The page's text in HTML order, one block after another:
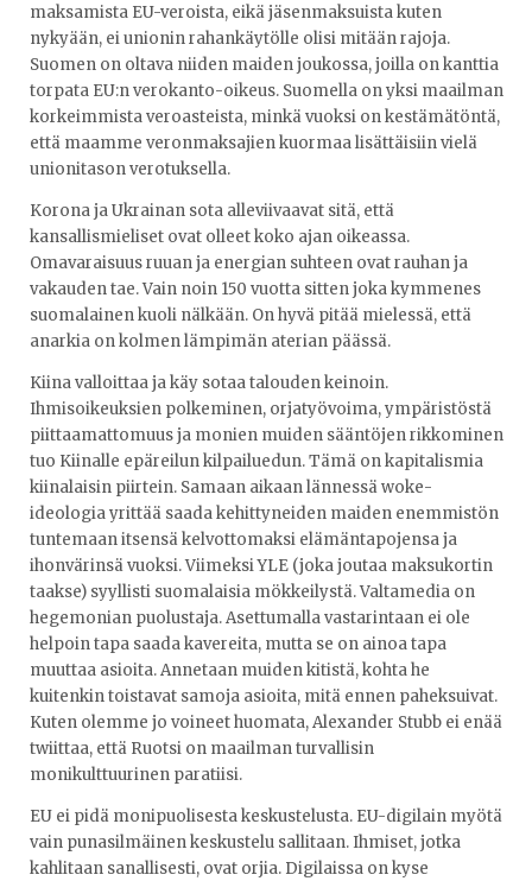
maksamista EU-veroista, eikä jäsenmaksuista kuten
nykyään, ei unionin rahankäytölle olisi mitään rajoja.
Suomen on oltava niiden maiden joukossa, joilla on kanttia
torpata EU:n verokanto-oikeus. Suomella on yksi maailman
korkeimmista veroasteista, minkä vuoksi on kestämätöntä,
että maamme veronmaksajien kuormaa lisättäisiin vielä
unionitason verotuksella.
Korona ja Ukrainan sota alleviivaavat sitä, että
kansallismieliset ovat olleet koko ajan oikeassa.
Omavaraisuus ruuan ja energian suhteen ovat rauhan ja
vakauden tae. Vain noin 150 vuotta sitten joka kymmenes
suomalainen kuoli nälkään. On hyvä pitää mielessä, että
anarkia on kolmen lämpimän aterian päässä.
Kiina valloittaa ja käy sotaa talouden keinoin.
Ihmisoikeuksien polkeminen, orjatyövoima, ympäristöstä
piittaamattomuus ja monien muiden sääntöjen rikkominen
tuo Kiinalle epäreilun kilpailuedun. Tämä on kapitalismia
kiinalaisin piirtein. Samaan aikaan lännessä woke-
ideologia yrittää saada kehittyneiden maiden enemmistön
tuntemaan itsensä kelvottomaksi elämäntapojensa ja
ihonvärinsä vuoksi. Viimeksi YLE (joka joutaa maksukortin
taakse) syyllisti suomalaisia mökkeilystä. Valtamedia on
hegemonian puolustaja. Asettumalla vastarintaan ei ole
helpoin tapa saada kavereita, mutta se on ainoa tapa
muuttaa asioita. Annetaan muiden kitistä, kohta he
kuitenkin toistavat samoja asioita, mitä ennen paheksuivat.
Kuten olemme jo voineet huomata, Alexander Stubb ei enää
twiittaa, että Ruotsi on maailman turvallisin
monikulttuurinen paratiisi.
EU ei pidä monipuolisesta keskustelusta. EU-digilain myötä
vain punasilmäinen keskustelu sallitaan. Ihmiset, jotka
kahlitaan sanallisesti, ovat orjia. Digilaissa on kyse